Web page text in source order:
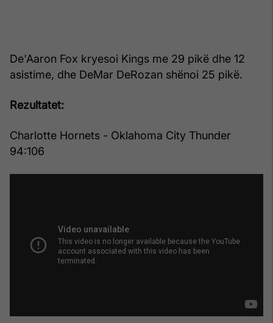
De'Aaron Fox kryesoi Kings me 29 pikë dhe 12
asistime, dhe DeMar DeRozan shënoi 25 pikë.
Rezultatet:
Charlotte Hornets - Oklahoma City Thunder
94:106